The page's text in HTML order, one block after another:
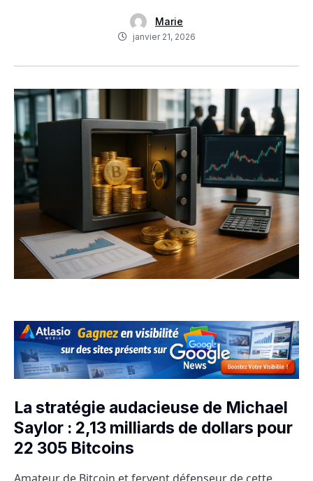
Marie
janvier 21, 2026
La stratégie audacieuse de Michael
Saylor : 2,13 milliards de dollars pour
22 305 Bitcoins